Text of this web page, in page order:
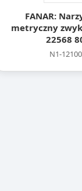
FANAR:
metryczny
22568
N1-